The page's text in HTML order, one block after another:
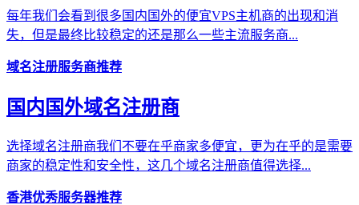
每年我们会看到很多国内国外的便宜VPS主机商的出现和消
失，但是最终比较稳定的还是那么一些主流服务商...
域名注册服务商推荐
国内国外域名注册商
选择域名注册商我们不要在乎商家多便宜，更为在乎的是需要
商家的稳定性和安全性，这几个域名注册商值得选择...
香港优秀服务器推荐